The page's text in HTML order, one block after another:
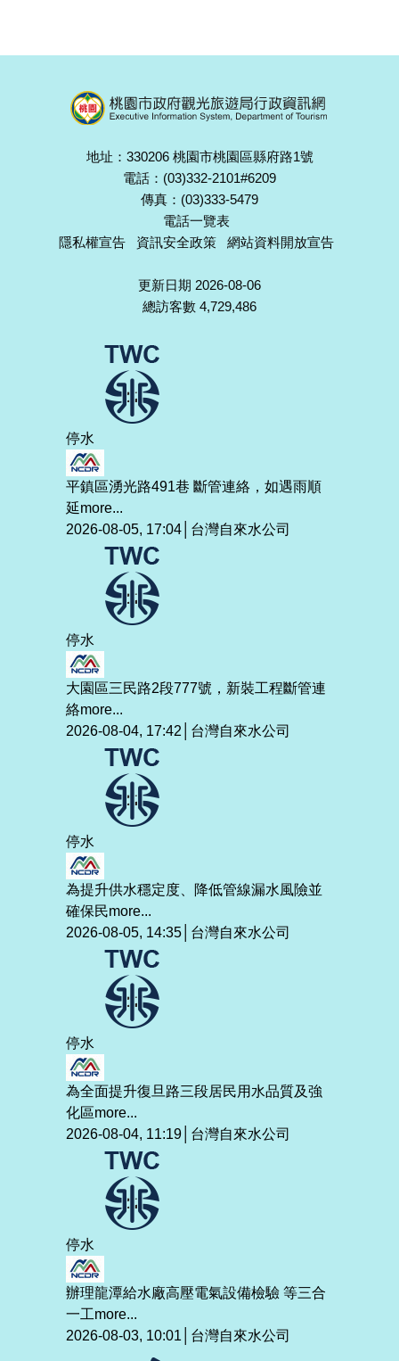
地址：330206 桃園市桃園區縣府路1號
電話：(03)332-2101#6209
傳真：(03)333-5479
電話一覽表
隱私權宣告
資訊安全政策 網站資料開放宣告
更新日期 2026-08-06
總訪客數 4,729,486
停水
平鎮區湧光路491巷 斷管連絡，如遇雨順
延more...
2026-08-05, 17:04│台灣自來水公司
停水
大園區三民路2段777號，新裝工程斷管連
絡more...
2026-08-04, 17:42│台灣自來水公司
停水
為提升供水穩定度、降低管線漏水風險並
確保民more...
2026-08-05, 14:35│台灣自來水公司
停水
為全面提升復旦路三段居民用水品質及強
化區more...
2026-08-04, 11:19│台灣自來水公司
停水
辦理龍潭給水廠高壓電氣設備檢驗 等三合
一工more...
2026-08-03, 10:01│台灣自來水公司